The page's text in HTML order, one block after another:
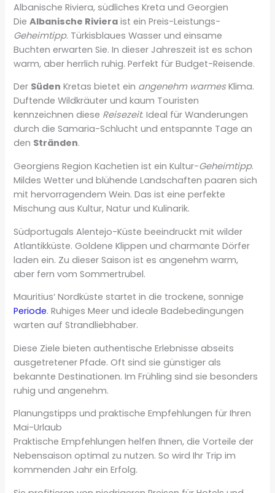
Albanische Riviera, südliches Kreta und Georgien
DieAlbanische Riviera ist ein Preis-Leistungs-
Geheimtipp. Türkisblaues Wasser und einsame
Buchten erwarten Sie. In dieser Jahreszeit ist es schon
warm, aber herrlich ruhig. Perfekt für Budget-Reisende.
Der Süden Kretas bietet ein angenehm warmes Klima.
Duftende Wildkräuter und kaum Touristen
kennzeichnen diese Reisezeit. Ideal für Wanderungen
durch die Samaria-Schlucht und entspannte Tage an
den Stränden.
Georgiens Region Kachetien ist ein Kultur-Geheimtipp.
Mildes Wetter und blühende Landschaften paaren sich
mit hervorragendem Wein. Das ist eine perfekte
Mischung aus Kultur, Natur und Kulinarik.
Südportugals Alentejo-Küste beeindruckt mit wilder
Atlantikküste. Goldene Klippen und charmante Dörfer
laden ein. Zu dieser Saison ist es angenehm warm,
aber fern vom Sommertrubel.
Mauritius‘ Nordküste startet in die trockene, sonnige
Periode. Ruhiges Meer und ideale Badebedingungen
warten auf Strandliebhaber.
Diese Ziele bieten authentische Erlebnisse abseits
ausgetretener Pfade. Oft sind sie günstiger als
bekannte Destinationen. Im Frühling sind sie besonders
ruhig und angenehm.
Planungstipps und praktische Empfehlungen für Ihren
Mai-Urlaub
Praktische Empfehlungen helfen Ihnen, die Vorteile der
Nebensaison optimal zu nutzen. So wird Ihr Trip im
kommenden Jahr ein Erfolg.